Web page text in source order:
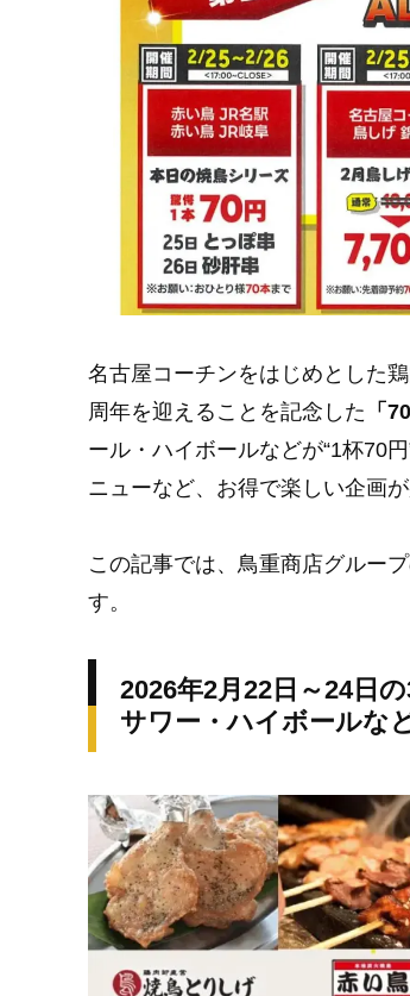
名古屋コーチンをはじめとした
周年を迎えることを記念した 「
ール・ハイボールなどが“1杯70
ニューなど、お得で楽しい企画
この記事では、鳥重商店グルー
す。
2026年2月22日～24日
サワー・ハイボールな